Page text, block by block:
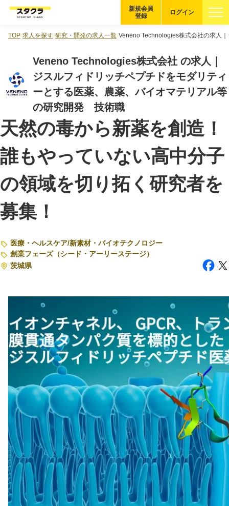
企業を探す
適性診断 無料・5分
スタクラが選ばれる理由
スタートアップ厳選の仕組み
紹介する企業について
登録者の転職・副業実績
注目スタートアップ
イベント・セミナー
転職
大学発スタートアップ
導入事例
お問い合わせ
法人向け資料ダウンロード
/採用検討企業様へ
利用規約 プライバシーポリシー 採用情報会社概要
採用検討企業様へ
パートナーの方へ
ログイン
新規会員
登録
TOP 求人を探す 研究・開発の求人一覧 Veneno Technologies株式会社の求人
Veneno Technologies株式会社 の求人｜
ジスルフィドリッチペプチドをモダリティ
ーとする医薬、農薬、バイオマテリアル等
の研究開発 技術職
天然の毒から新薬を創造！
誰もやっていない高中分子
の領域を切り拓く研究者を
募集！
医療・ヘルスケア/新素材・バイオテクノロジー
創業フェーズ（シード・アーリーステージ）
茨城県